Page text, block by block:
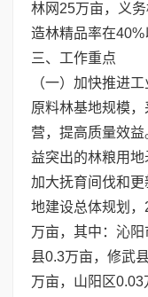
林网25万亩，义
造林精品率在40%
三、工作重点
（一）加快推进
原料林基地规模
营，提高质量效
益突出的林粮用
加大抚育间伐和
地建设总体规划
万亩，其中：沁
县0.3万亩，修武
万亩，山阳区